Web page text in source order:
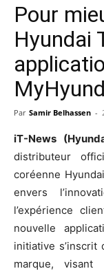
Pour
Hyundai
Par Samir Belhassen -
iT-News
distributeur
coréenne
envers
l’expérience
nouvelle
initiative s’inscrit
marque,